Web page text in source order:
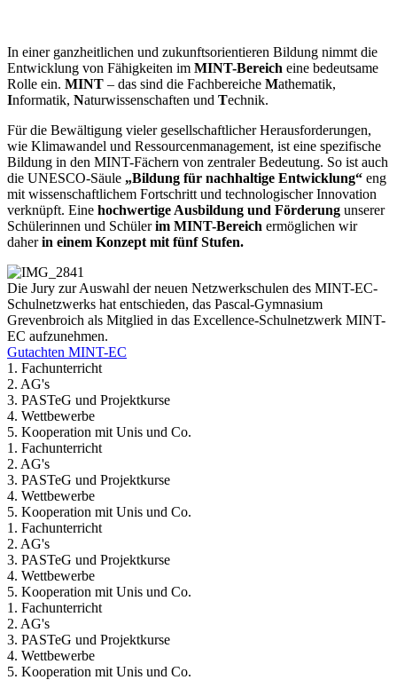
In einer ganzheitlichen und zukunftsorientieren Bildung nimmt die
Entwicklung von Fähigkeiten im MINT-Bereich eine bedeutsame
Rolle ein. MINT – das sind die Fachbereiche Mathematik,
Informatik, Naturwissenschaften und Technik.
Für die Bewältigung vieler gesellschaftlicher Herausforderungen,
wie Klimawandel und Ressourcenmanagement, ist eine spezifische
Bildung in den MINT-Fächern von zentraler Bedeutung. So ist auch
die UNESCO-Säule „Bildung für nachhaltige Entwicklung“ eng
mit wissenschaftlichem Fortschritt und technologischer Innovation
verknüpft. Eine hochwertige Ausbildung und Förderung unserer
Schülerinnen und Schülerim MINT-Bereich ermöglichen wir
daherin einem Konzept mit fünf Stufen.
Die Jury zur Auswahl der neuen Netzwerkschulen des MINT-EC-
Schulnetzwerks hat entschieden, das Pascal-Gymnasium
Grevenbroich als Mitglied in das Excellence-Schulnetzwerk MINT-
EC aufzunehmen.
Gutachten MINT-EC
1. Fachunterricht
2. AG's
3. PASTeG und Projektkurse
4. Wettbewerbe
5. Kooperation mit Unis und Co.
1. Fachunterricht
2. AG's
3. PASTeG und Projektkurse
4. Wettbewerbe
5. Kooperation mit Unis und Co.
1. Fachunterricht
2. AG's
3. PASTeG und Projektkurse
4. Wettbewerbe
5. Kooperation mit Unis und Co.
1. Fachunterricht
2. AG's
3. PASTeG und Projektkurse
4. Wettbewerbe
5. Kooperation mit Unis und Co.